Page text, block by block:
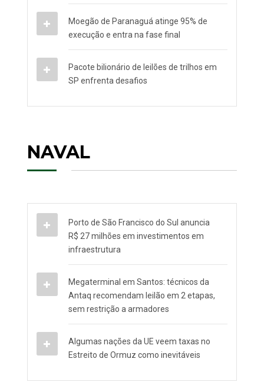
Moegão de Paranaguá atinge 95% de
execução e entra na fase final
Pacote bilionário de leilões de trilhos em
SP enfrenta desafios
NAVAL
Porto de São Francisco do Sul anuncia
R$ 27 milhões em investimentos em
infraestrutura
Megaterminal em Santos: técnicos da
Antaq recomendam leilão em 2 etapas,
sem restrição a armadores
Algumas nações da UE veem taxas no
Estreito de Ormuz como inevitáveis